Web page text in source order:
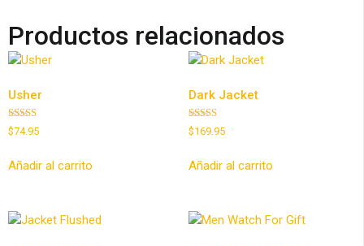
Productos relacionados
Usher
Valorado
con
$74.95
Añadir al carrito
Dark Jacket
Valorado
con
$169.95
Añadir al carrito